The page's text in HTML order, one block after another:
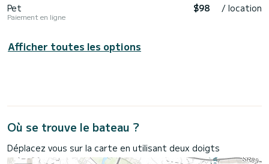
Pet
Paiement en ligne
$98 / location
Afficher toutes les options
Où se trouve le bateau ?
Déplacez vous sur la carte en utilisant deux doigts